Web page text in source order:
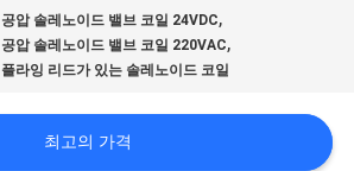
공압 솔레노이드 밸브 코일 24VDC,
공압 솔레노이드 밸브 코일 220VAC,
플라잉 리드가 있는 솔레노이드 코일
최고의 가격